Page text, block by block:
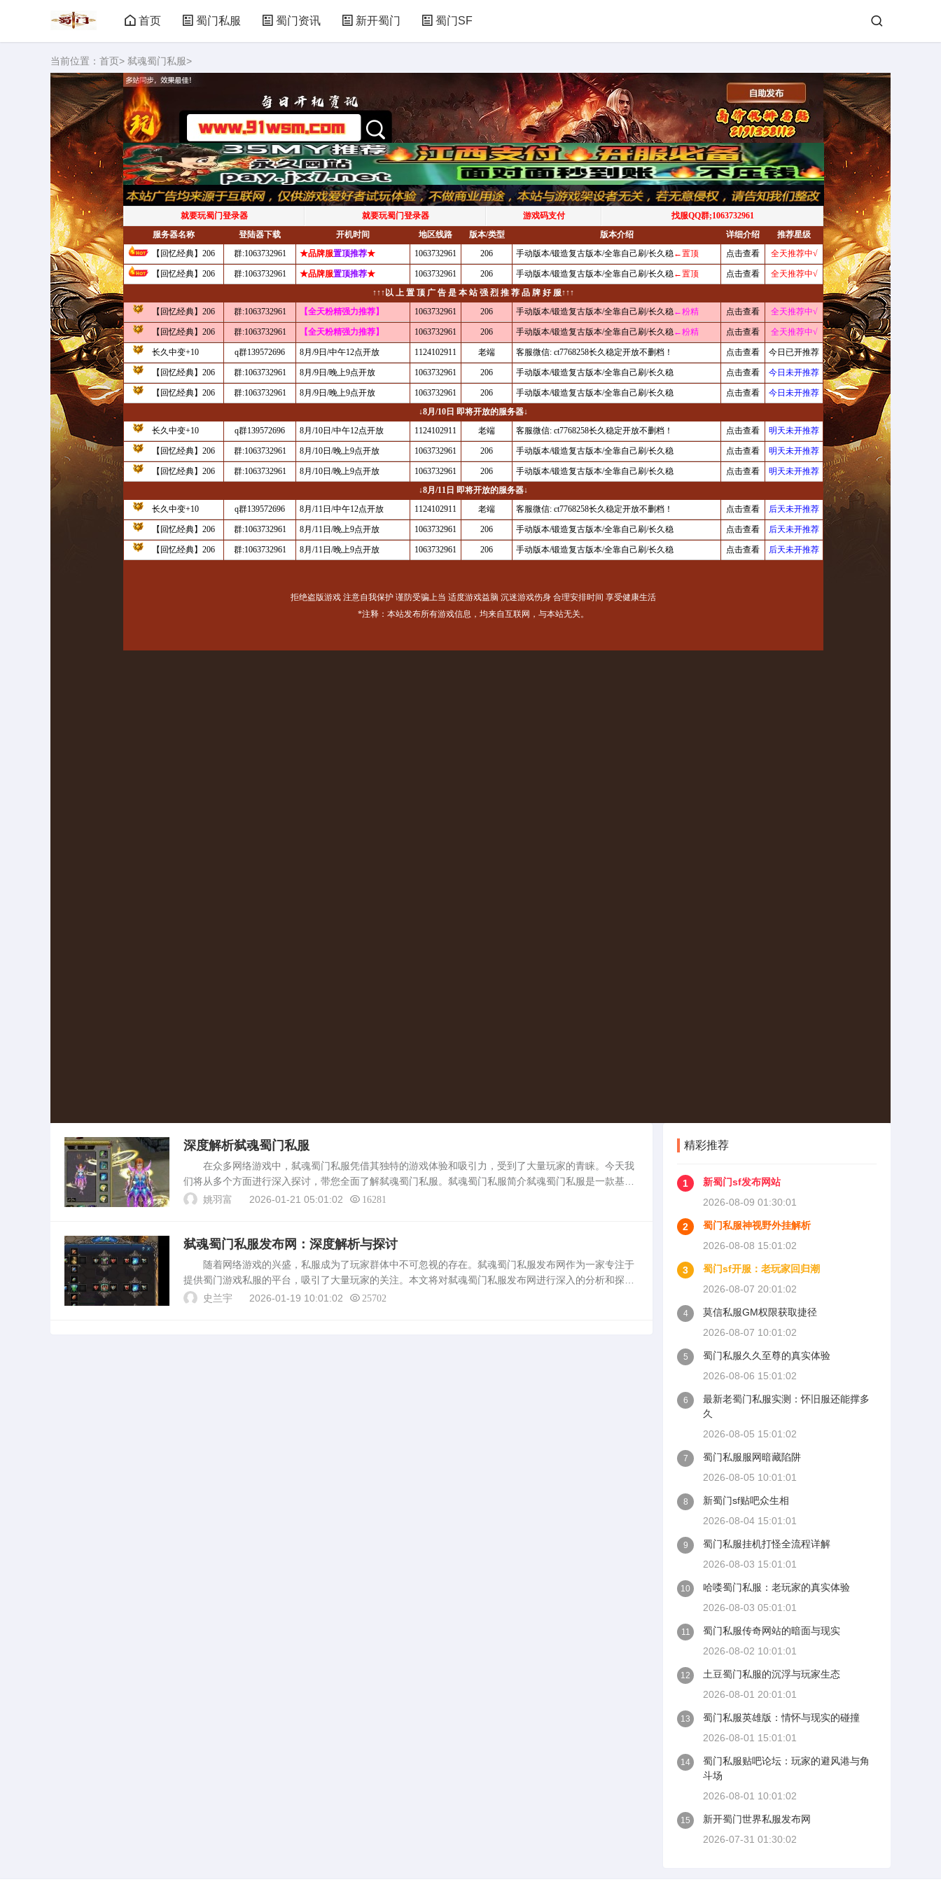
首页 蜀门私服 蜀门资讯 新开蜀门 蜀门SF
当前位置： 首页> 弑魂蜀门私服>
深度解析弑魂蜀门私服
在众多网络游戏中，弑魂蜀门私服凭借其独特的游戏体验和吸引力，受到了大量玩家的青睐。今天我
们将从多个方面进行深入探讨，带您全面了解弑魂蜀门私服。弑魂蜀门私服简介弑魂蜀门私服是一款基于
原作蜀门游戏开发的网络游戏私服版本。它以其独特的游戏设定、丰富的游戏内容和高度自由的玩法，吸
姚羽富 2026-01-21 05:01:02 16281
弑魂蜀门私服发布网：深度解析与探讨
随着网络游戏的兴盛，私服成为了玩家群体中不可忽视的存在。弑魂蜀门私服发布网作为一家专注于
提供蜀门游戏私服的平台，吸引了大量玩家的关注。本文将对弑魂蜀门私服发布网进行深入的分析和探
讨，包括其特点、运营模式、存在的问题及影响等。弑魂蜀门私服发布网的特点1. 丰富的游戏资源：弑魂
史兰宇 2026-01-19 10:01:02 25702
精彩推荐
1
新蜀门sf发布网站
2026-08-09 01:30:01
2
蜀门私服神视野外挂解析
2026-08-08 15:01:02
3
蜀门sf开服：老玩家回归潮
2026-08-07 20:01:02
4
莫信私服GM权限获取捷径
2026-08-07 10:01:02
5
蜀门私服久久至尊的真实体验
2026-08-06 15:01:02
6
最新老蜀门私服实测：怀旧服还能撑多
久
2026-08-05 15:01:02
7
蜀门私服服网暗藏陷阱
2026-08-05 10:01:01
8
新蜀门sf贴吧众生相
2026-08-04 15:01:01
9
蜀门私服挂机打怪全流程详解
2026-08-03 15:01:01
10
哈喽蜀门私服：老玩家的真实体验
2026-08-03 05:01:01
11
蜀门私服传奇网站的暗面与现实
2026-08-02 10:01:01
12
土豆蜀门私服的沉浮与玩家生态
2026-08-01 20:01:01
13
蜀门私服英雄版：情怀与现实的碰撞
2026-08-01 15:01:01
14
蜀门私服贴吧论坛：玩家的避风港与角
斗场
2026-08-01 10:01:02
15
新开蜀门世界私服发布网
2026-07-31 01:30:02